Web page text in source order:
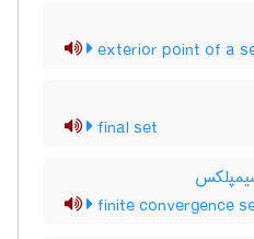
exterior point of a
final set
finite convergence